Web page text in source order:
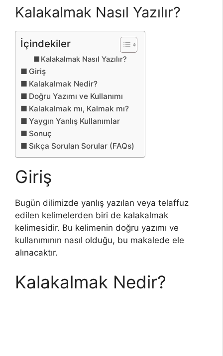
Kalakalmak Nasıl Yazılır?
İçindekiler
Kalakalmak Nasıl Yazılır?
Giriş
Kalakalmak Nedir?
Doğru Yazımı ve Kullanımı
Kalakalmak mı, Kalmak mı?
Yaygın Yanlış Kullanımlar
Sonuç
Sıkça Sorulan Sorular (FAQs)
Giriş
Bugün dilimizde yanlış yazılan veya telaffuz
edilen kelimelerden biri de kalakalmak
kelimesidir. Bu kelimenin doğru yazımı ve
kullanımının nasıl olduğu, bu makalede ele
alınacaktır.
Kalakalmak Nedir?